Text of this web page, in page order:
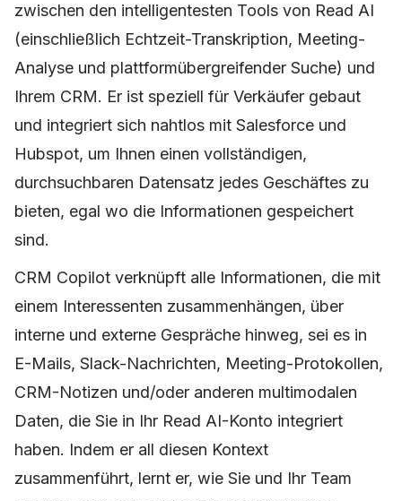
zwischen den intelligentesten Tools von Read AI
(einschließlich Echtzeit-Transkription, Meeting-
Analyse und plattformübergreifender Suche) und
Ihrem CRM. Er ist speziell für Verkäufer gebaut
und integriert sich nahtlos mit Salesforce und
Hubspot, um Ihnen einen vollständigen,
durchsuchbaren Datensatz jedes Geschäftes zu
bieten, egal wo die Informationen gespeichert
sind.
CRM Copilot verknüpft alle Informationen, die mit
einem Interessenten zusammenhängen, über
interne und externe Gespräche hinweg, sei es in
E-Mails, Slack-Nachrichten, Meeting-Protokollen,
CRM-Notizen und/oder anderen multimodalen
Daten, die Sie in Ihr Read AI-Konto integriert
haben. Indem er all diesen Kontext
zusammenführt, lernt er, wie Sie und Ihr Team